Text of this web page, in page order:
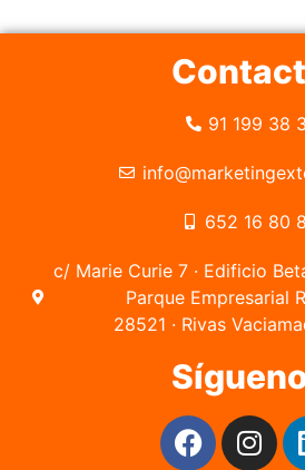
91 199 38
652 16 80
c/ Marie Curie 7 · Edificio
Parque Empresarial
28521 · Rivas